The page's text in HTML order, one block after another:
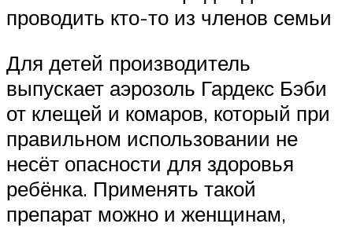
проводить кто-то из членов семьи
Для детей производитель
выпускает аэрозоль Гардекс Бэби
от клещей и комаров, который при
правильном использовании не
несёт опасности для здоровья
ребёнка. Применять такой
препарат можно и женщинам,